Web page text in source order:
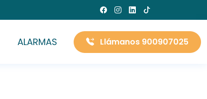
ALARMAS Llámanos 900907025